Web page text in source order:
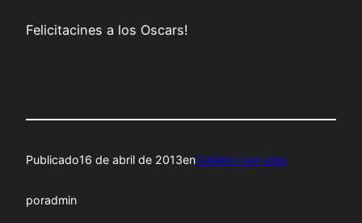
Felicitacines a los Oscars!
Publicado16 de abril de 2013enCaldero con olas
poradmin